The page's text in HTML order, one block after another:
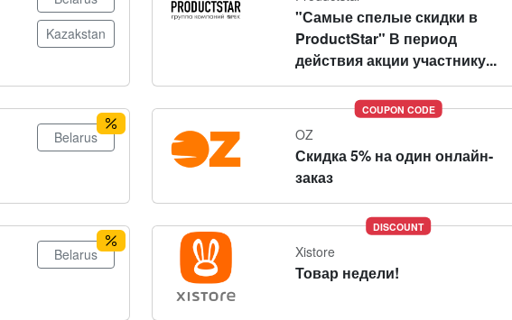
Kazakstan
"Самые спелые скидки в
ProductStar" В период
действия акции участнику...
Belarus
COUPON CODE
OZ
Скидка 5% на один онлайн-
заказ
Belarus
DISCOUNT
Xistore
Товар недели!